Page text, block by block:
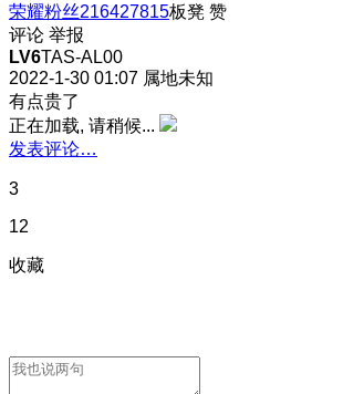
荣耀粉丝216427815板凳 赞
评论 举报
LV6TAS-AL00
2022-1-30 01:07 属地未知
有点贵了
正在加载, 请稍候...
发表评论…
3
12
收藏